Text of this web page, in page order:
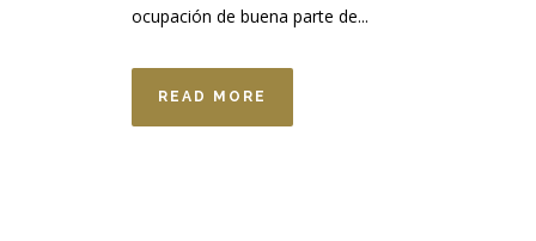
ocupación de buena parte de...
READ MORE